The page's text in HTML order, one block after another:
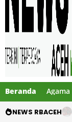
Beranda Agama
NEWS RBACEH